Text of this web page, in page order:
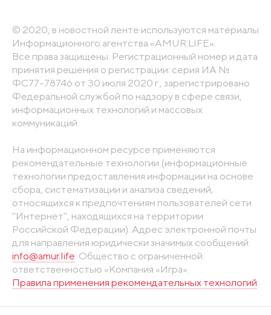
© 2020, в новостной ленте используются материалы
Информационного агентства «AMUR.LIFE».
Все права защищены. Регистрационный номер и дата
принятия решения о регистрации: серия ИА №
ФС77-78746 от 30 июля 2020 г., зарегистрировано
Федеральной службой по надзору в сфере связи,
информационных технологий и массовых
коммуникаций
На информационном ресурсе применяются
рекомендательные технологии (информационные
технологии предоставления информации на основе
сбора, систематизации и анализа сведений,
относящихся к предпочтениям пользователей сети
"Интернет", находящихся на территории
Российской Федерации). Адрес электронной почты
для направления юридически значимых сообщений:
info@amur.life . Общество с ограниченной
ответственностью «Компания «Игра».
Правила применения рекомендательных технологий